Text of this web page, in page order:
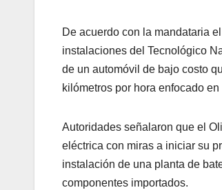
De acuerdo con la mandataria
instalaciones del Tecnológico
de un automóvil de bajo costo
kilómetros por hora enfocado
Autoridades señalaron que el
eléctrica con miras a iniciar su
instalación de una planta de
componentes importados.